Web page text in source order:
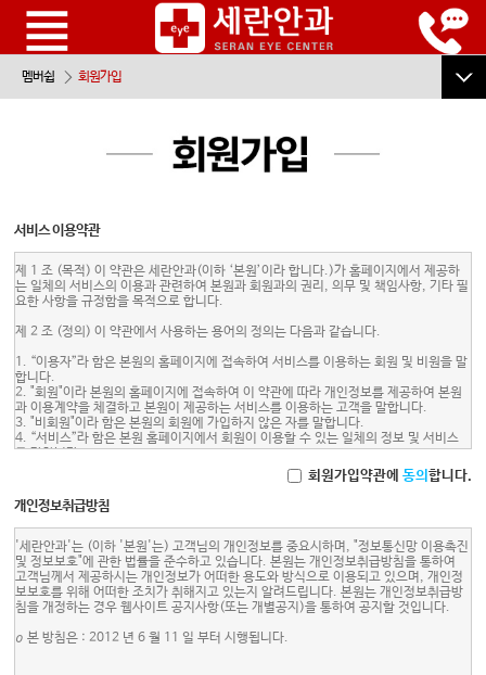
멤버쉽 회원가입
회원가입
이용약관
개인정보취급방침
서비스 이용약관
제 1 조 (목적) 이 약관은 세란안과(이하 ‘본원’이라 합니다.)가 홈페이지에서 제공하
는 일체의 서비스의 이용과 관련하여 본원과 회원과의 권리, 의무 및 책임사항, 기타 필
요한 사항을 규정함을 목적으로 합니다.
제 2 조 (정의) 이 약관에서 사용하는 용어의 정의는 다음과 같습니다.
1. “이용자”라 함은 본원의 홈페이지에 접속하여 서비스를 이용하는 회원 및 비원을 말
합니다.
2. "회원"이라 본원의 홈페이지에 접속하여 이 약관에 따라 개인정보를 제공하여 본원
과 이용계약을 체결하고 본원이 제공하는 서비스를 이용하는 고객을 말합니다.
3. "비회원"이라 함은 본원의 회원에 가입하지 않은 자를 말합니다.
4. “서비스”라 함은 본원 홈페이지에서 회원이 이용할 수 있는 일체의 정보 및 서비스
를 말합니다.
5. “게시물”이라 함은 회원 또는 비회원이 본원 홈페이지 서비스 상에 문자, 부호, 화
상, 동영상 등 정보 형태의 글, 사진, 동영상 및 기타 파일 등을 의미 합니다.
제 3 조 (약관의 게시와 개정)
1. 이 약관은 본원 홈페이지에 게시함으로써 그 효력이 발생합니다.
2. 약관의 변경의 합리적인 사유가 있을 경우에 본원은 약관을 개정 할 수 있으며, 이
경우 지체 없이 공지합니다.
3. 회원이 개정된 약관의 적용에 동의하지 않는 경우 본원은 개정 약관의 내용을 적용
할 수 없으며, 이 경우 회원은 이용계약을 해지할 수 있습니다.
4. 약관의 효력 발생일 이후의 계속적인 서비스 이용은 약관의 변경사항에 동의한 것으
회원가입약관에 동의 합니다.
개인정보취급방침
'세란안과'는 (이하 '본원'는) 고객님의 개인정보를 중요시하며, "정보통신망 이용촉진
및 정보보호"에 관한 법률을 준수하고 있습니다. 본원는 개인정보취급방침을 통하여
고객님께서 제공하시는 개인정보가 어떠한 용도와 방식으로 이용되고 있으며, 개인정
보보호를 위해 어떠한 조치가 취해지고 있는지 알려드립니다. 본원는 개인정보취급방
침을 개정하는 경우 웹사이트 공지사항(또는 개별공지)을 통하여 공지할 것입니다.
ο 본 방침은 : 2012 년 6 월 11 일 부터 시행됩니다.